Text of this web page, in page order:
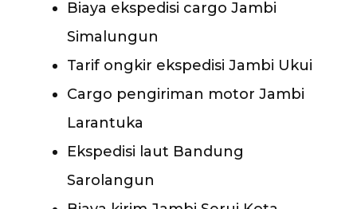
Biaya ekspedisi cargo Jambi
Simalungun
Tarif ongkir ekspedisi Jambi Ukui
Cargo pengiriman motor Jambi
Larantuka
Ekspedisi laut Bandung
Sarolangun